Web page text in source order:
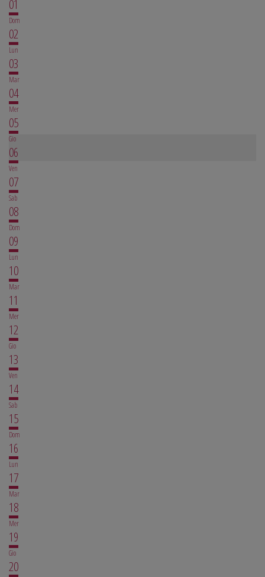
01
Dom
02
Lun
03
Mar
04
Mer
05
Gio
06
Ven
07
Sab
08
Dom
09
Lun
10
Mar
11
Mer
12
Gio
13
Ven
14
Sab
15
Dom
16
Lun
17
Mar
18
Mer
19
Gio
20